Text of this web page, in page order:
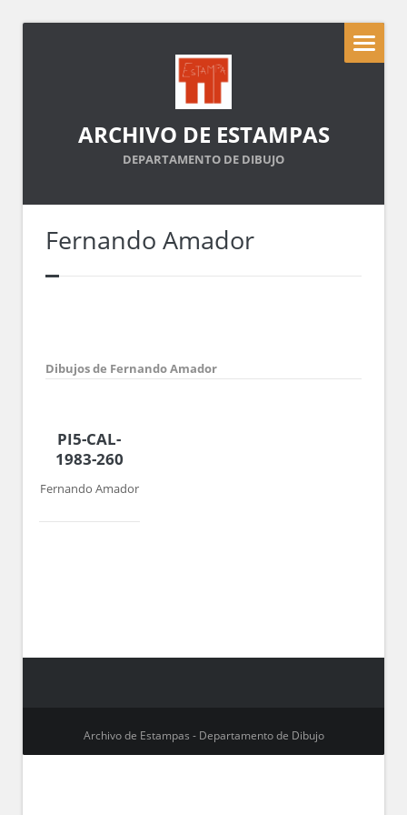
ARCHIVO DE ESTAMPAS
DEPARTAMENTO DE DIBUJO
Fernando Amador
Dibujos de Fernando Amador
PI5-CAL-
1983-260
Fernando Amador
Archivo de Estampas - Departamento de Dibujo